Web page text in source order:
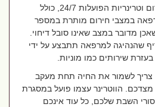
בישראל, ישנן מרפאות חירום וטרינריות הפועלות 24/7, כולל
במצבי חירום מותרת במספר
מדובר במצב שאינו סובל דיחוי.
למרפאה תתבצע על ידי
שירותים כמו מוניות.
לשמור את החיה תחת מעקב
הווטרינר עצמו פועל במסגרת
השבת שלכם, כל עוד אינכם